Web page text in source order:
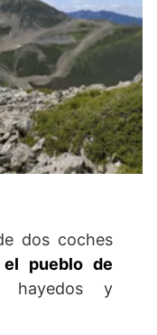
dos coches
el pueblo de
hayedos y